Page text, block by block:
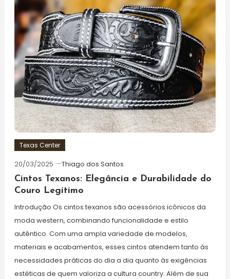
Texas Center
20/03/2025
Thiago dos Santos
Cintos Texanos: Elegância e Durabilidade do
Couro Legítimo
Introdução Os cintos texanos são acessórios icônicos da
moda western, combinando funcionalidade e estilo
autêntico. Com uma ampla variedade de modelos,
materiais e acabamentos, esses cintos atendem tanto às
necessidades práticas do dia a dia quanto às exigências
estéticas de quem valoriza a cultura country. Além de sua